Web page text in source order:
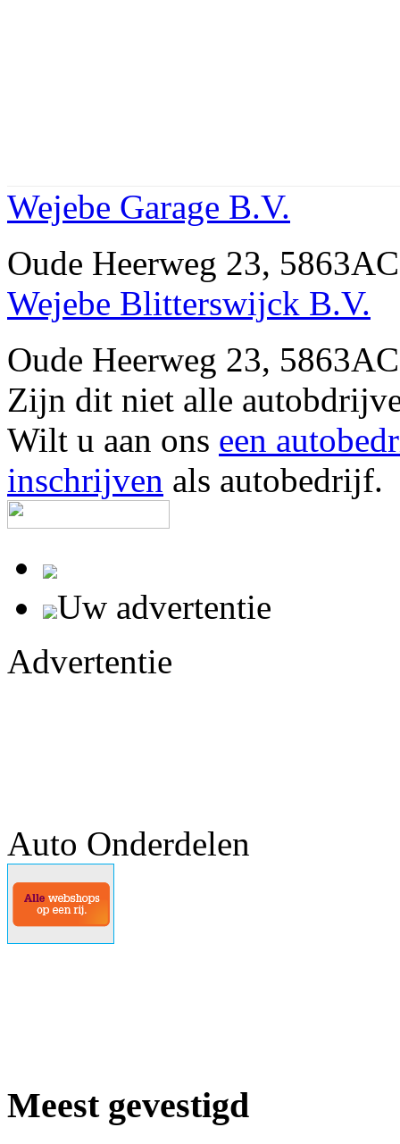
Wejebe Garage B.V.
Oude Heerweg 23,
Wejebe Blitterswijck B.V.
Oude Heerweg 23,
Zijn dit niet alle
Wilt u aan ons een
inschrijven als autobedrijf.
Uw advertentie
Advertentie
Auto Onderdelen
Meest gevestigd